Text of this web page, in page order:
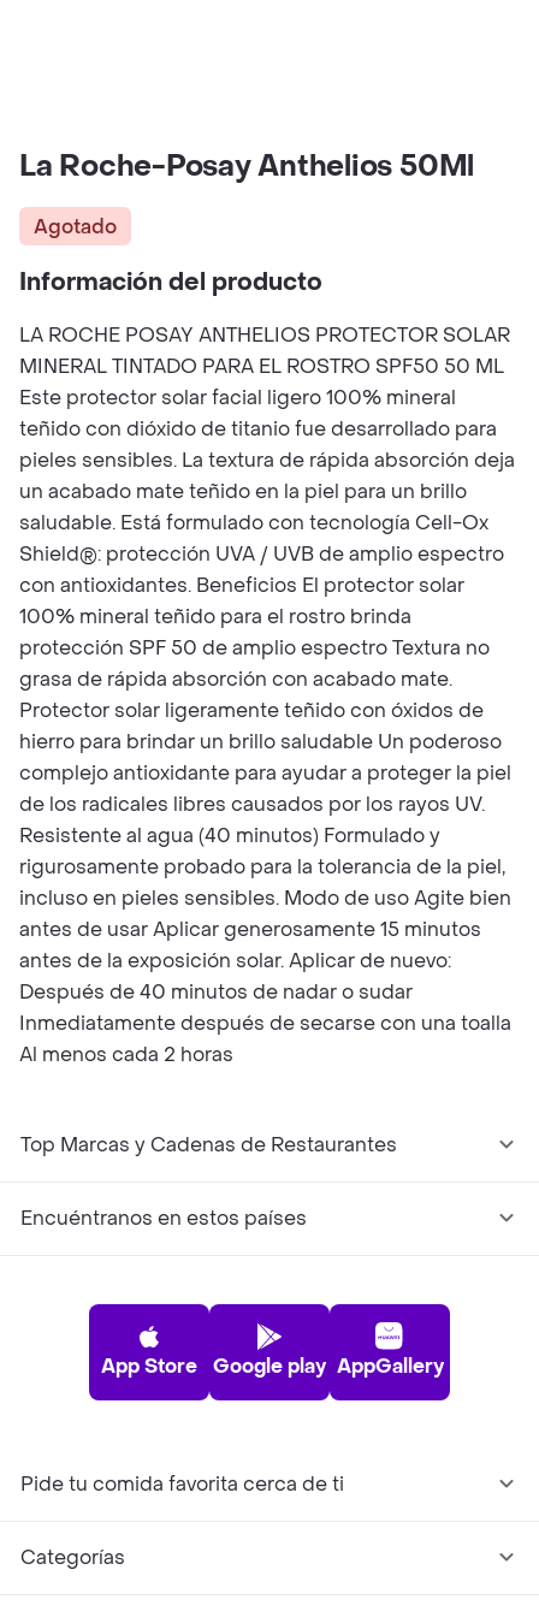
La Roche-Posay Anthelios 50Ml
Agotado
Información del producto
LA ROCHE POSAY ANTHELIOS PROTECTOR SOLAR
MINERAL TINTADO PARA EL ROSTRO SPF50 50 ML
Este protector solar facial ligero 100% mineral
teñido con dióxido de titanio fue desarrollado para
pieles sensibles. La textura de rápida absorción deja
un acabado mate teñido en la piel para un brillo
saludable. Está formulado con tecnología Cell-Ox
Shield®: protección UVA / UVB de amplio espectro
con antioxidantes. Beneficios El protector solar
100% mineral teñido para el rostro brinda
protección SPF 50 de amplio espectro Textura no
grasa de rápida absorción con acabado mate.
Protector solar ligeramente teñido con óxidos de
hierro para brindar un brillo saludable Un poderoso
complejo antioxidante para ayudar a proteger la piel
de los radicales libres causados por los rayos UV.
Resistente al agua (40 minutos) Formulado y
rigurosamente probado para la tolerancia de la piel,
incluso en pieles sensibles. Modo de uso Agite bien
antes de usar Aplicar generosamente 15 minutos
antes de la exposición solar. Aplicar de nuevo:
Después de 40 minutos de nadar o sudar
Inmediatamente después de secarse con una toalla
Al menos cada 2 horas
Top Marcas y Cadenas de Restaurantes
Encuéntranos en estos países
App Store Google play AppGallery
Pide tu comida favorita cerca de ti
Categorías